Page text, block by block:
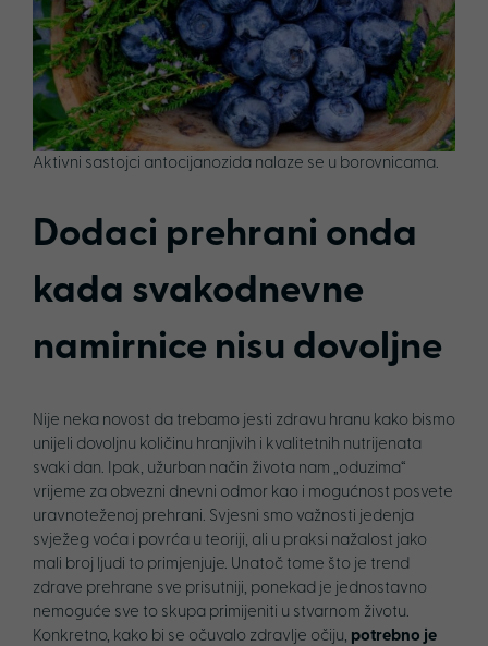
Aktivni sastojci antocijanozida nalaze se u borovnicama.
Dodaci prehrani onda
kada svakodnevne
namirnice nisu dovoljne
Nije neka novost da trebamo jesti zdravu hranu kako bismo
unijeli dovoljnu količinu hranjivih i kvalitetnih nutrijenata
svaki dan. Ipak, užurban način života nam „oduzima“
vrijeme za obvezni dnevni odmor kao i mogućnost posvete
uravnoteženoj prehrani. Svjesni smo važnosti jedenja
svježeg voća i povrća u teoriji, ali u praksi nažalost jako
mali broj ljudi to primjenjuje. Unatoč tome što je trend
zdrave prehrane sve prisutniji, ponekad je jednostavno
nemoguće sve to skupa primijeniti u stvarnom životu.
Konkretno, kako bi se očuvalo zdravlje očiju, potrebno je